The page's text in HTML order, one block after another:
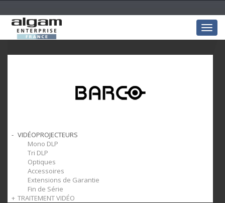
VIDÉOPROJECTEURS
Mono DLP
Tri DLP
Optiques
Accessoires
Extensions de Garantie
Fin de Série
TRAITEMENT VIDÉO